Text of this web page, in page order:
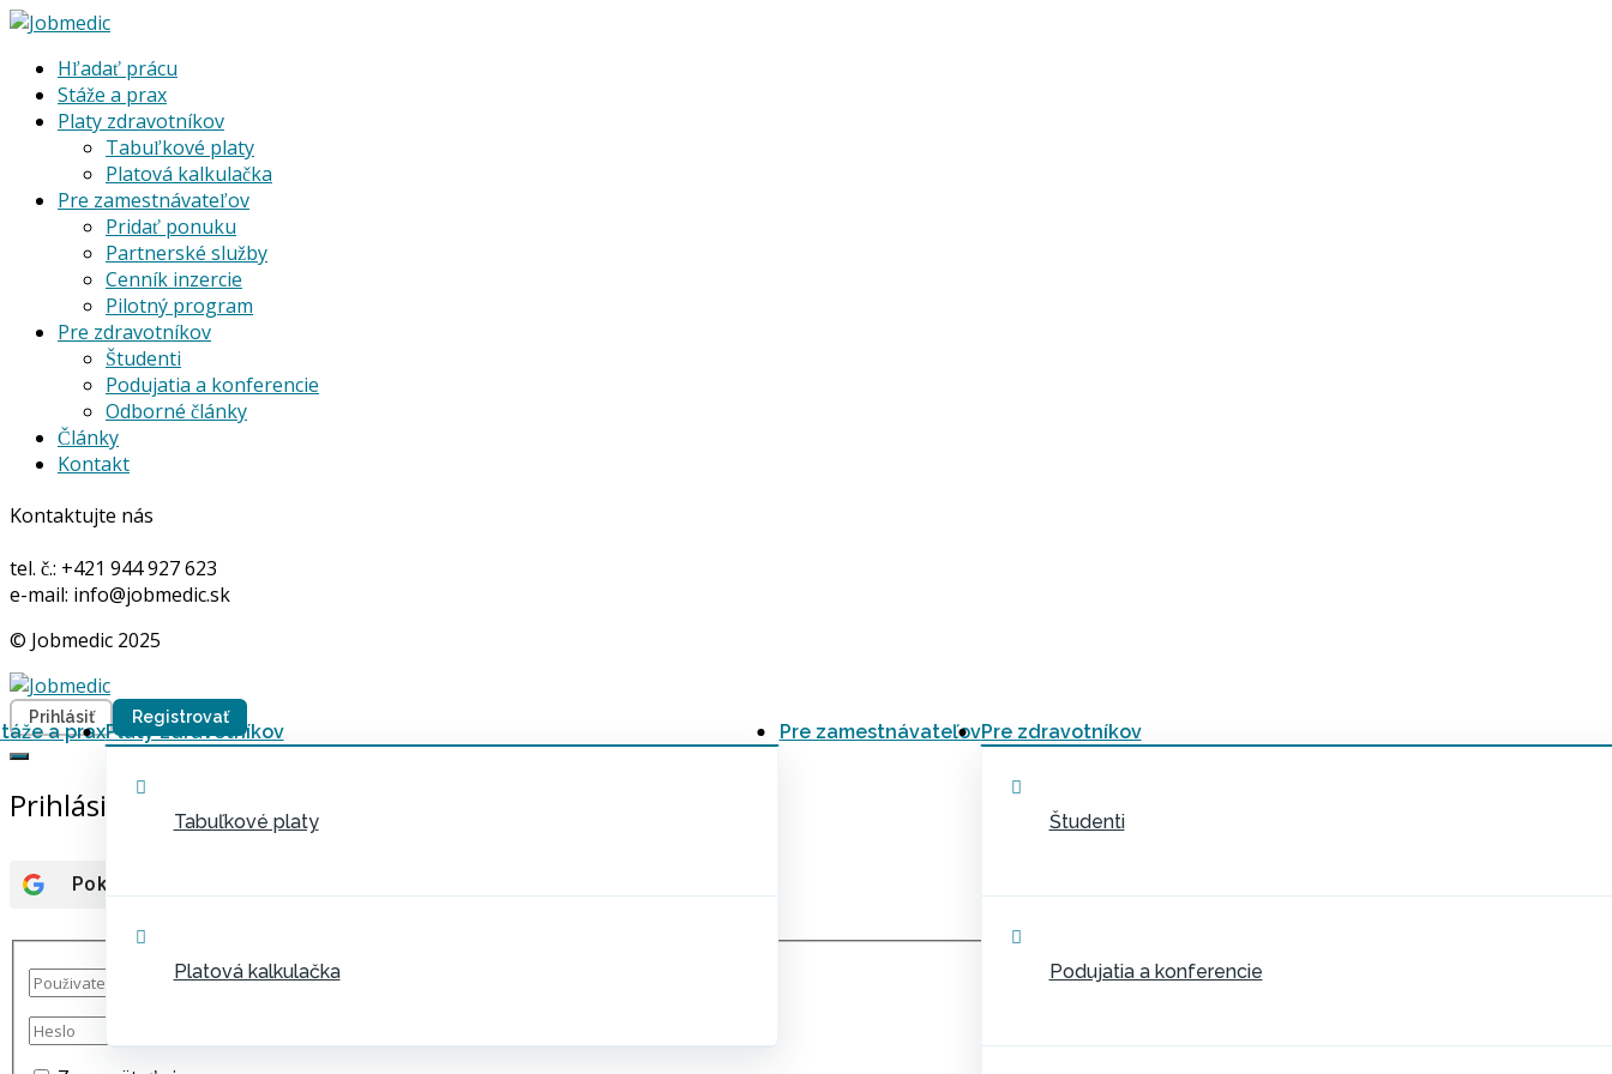
Hľadať prácu
Stáže a prax
Platy zdravotníkov
Tabuľkové platy
Platová kalkulačka
Pre zamestnávateľov
Pridať ponuku
Partnerské služby
Cenník inzercie
Pilotný program
Pre zdravotníkov
Študenti
Podujatia a konferencie
Odborné články
Články
Kontakt
Kontaktujte nás
tel. č.: +421 944 927 623
e-mail: info@jobmedic.sk
© Jobmedic 2025
a praxPlaty zdravotníkov
Tabuľkové platy
Platová kalkulačka
Pre zamestnávateľovPre zdravotníkov
Študenti
Podujatia a konferencie
Prihlásiť Registrovať
Prihlásiť
Pokračovať s účtom